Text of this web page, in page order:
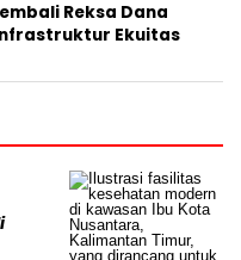
Reksa Dana
Ekuitas